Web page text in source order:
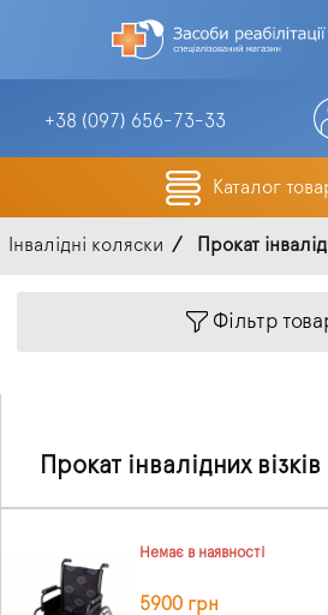
+38 (097) 656-73-33
Каталог
Інвалідні коляски Прокат
Фільтр
Прокат інвалідних візків
Немає в наявності
5900 грн